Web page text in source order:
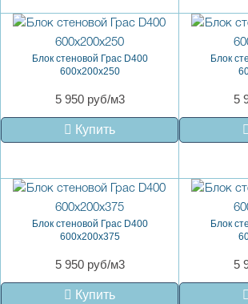
Блок стеновой Грас D400
600x200x250
5 950 руб/м3
Купить
Блок
5
Блок стеновой Грас D400
600x200x375
5 950 руб/м3
Купить
Блок
5